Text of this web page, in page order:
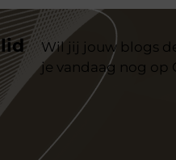
Wil jij jouw blogs
je vandaag nog op